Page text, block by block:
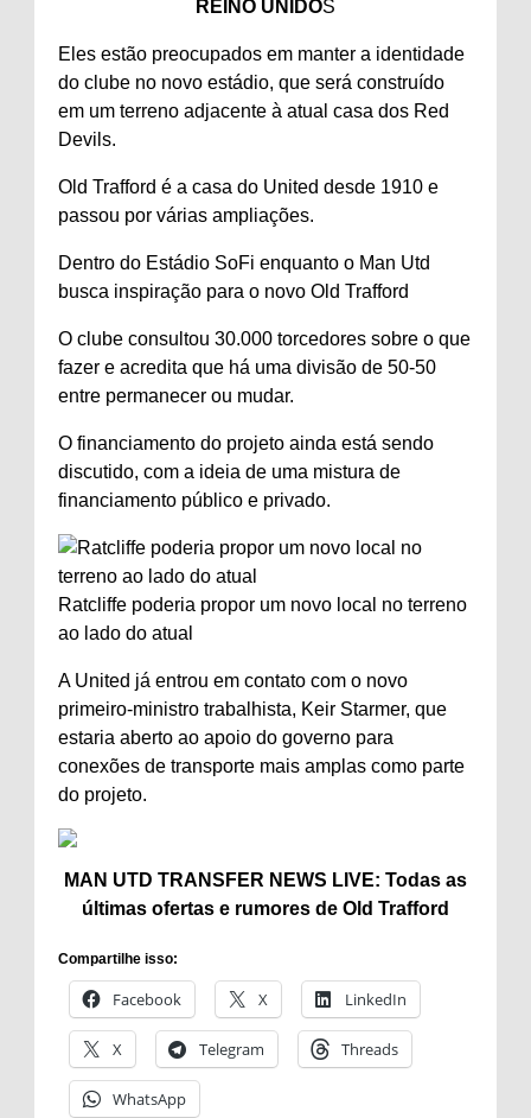
REINO UNIDOS
Eles estão preocupados em manter a identidade
do clube no novo estádio, que será construído
em um terreno adjacente à atual casa dos Red
Devils.
Old Trafford é a casa do United desde 1910 e
passou por várias ampliações.
Dentro do Estádio SoFi enquanto o Man Utd
busca inspiração para o novo Old Trafford
O clube consultou 30.000 torcedores sobre o que
fazer e acredita que há uma divisão de 50-50
entre permanecer ou mudar.
O financiamento do projeto ainda está sendo
discutido, com a ideia de uma mistura de
financiamento público e privado.
Ratcliffe poderia propor um novo local no terreno
ao lado do atual
A United já entrou em contato com o novo
primeiro-ministro trabalhista, Keir Starmer, que
estaria aberto ao apoio do governo para
conexões de transporte mais amplas como parte
do projeto.
MAN UTD TRANSFER NEWS LIVE: Todas as
últimas ofertas e rumores de Old Trafford
Compartilhe isso:
Facebook X LinkedIn
X Telegram Threads
WhatsApp